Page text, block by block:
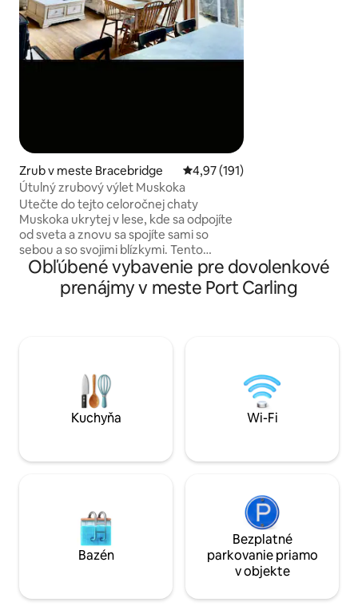
Zrub v meste Bracebridge Priemerné ohodnotenie 4,97 z
4,97 (191)
Útulný zrubový výlet Muskoka
Utečte do tejto celoročnej chaty
Muskoka ukrytej v lese, kde sa odpojíte
od sveta a znovu sa spojíte sami so
sebou a so svojimi blízkymi. Tento
vidiecky dom obklopený prírodou sa
nachádza na ploche 2,67 akra uprostred
lesa a zalesnených plôch. Čaká vás pokoj
alebo sa vydáte von, aby ste objavili
všetko, čo Muskoka ponúka. ❄️ Od
novembra do januára má chata vianočnú
Obľúbené vybavenie pre dovolenkové
prenájmy v meste Port Carling
Kuchyňa Wi-Fi
Bazén
Bezplatné
parkovanie priamo
v objekte